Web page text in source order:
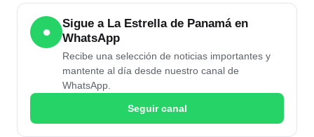
●
Sigue a La Estrella de Panamá en
WhatsApp
Recibe una selección de noticias importantes y
mantente al día desde nuestro canal de
WhatsApp.
Seguir canal